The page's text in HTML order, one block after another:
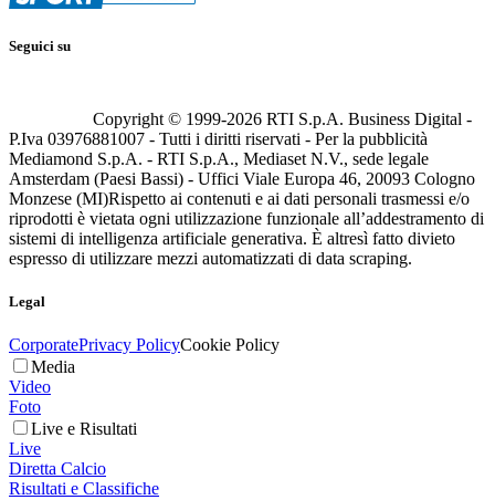
Seguici su
Copyright © 1999-2026 RTI S.p.A. Business Digital -
P.Iva 03976881007 - Tutti i diritti riservati - Per la pubblicità
Mediamond S.p.A. - RTI S.p.A., Mediaset N.V., sede legale
Amsterdam (Paesi Bassi) - Uffici Viale Europa 46, 20093 Cologno
Monzese (MI)Rispetto ai contenuti e ai dati personali trasmessi e/o
riprodotti è vietata ogni utilizzazione funzionale all’addestramento di
sistemi di intelligenza artificiale generativa. È altresì fatto divieto
espresso di utilizzare mezzi automatizzati di data scraping.
Legal
CorporatePrivacy PolicyCookie Policy
Media
Video
Foto
Live e Risultati
Live
Diretta Calcio
Risultati e Classifiche